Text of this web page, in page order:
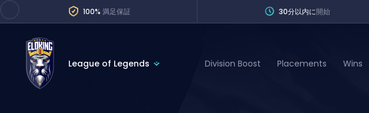
100% 満足保証 30分以内に開始
League of Legends Division Boost Placements Wins